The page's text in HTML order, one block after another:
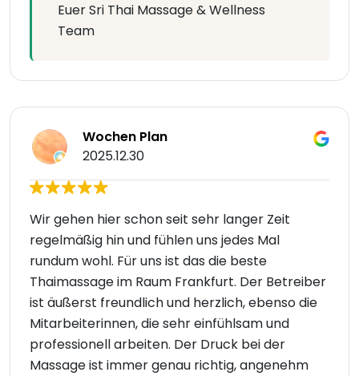
Euer Sri Thai Massage & Wellness
Team
Wochen Plan
2025.12.30
Wir gehen hier schon seit sehr langer Zeit
regelmäßig hin und fühlen uns jedes Mal
rundum wohl. Für uns ist das die beste
Thaimassage im Raum Frankfurt. Der Betreiber
ist äußerst freundlich und herzlich, ebenso die
Mitarbeiterinnen, die sehr einfühlsam und
professionell arbeiten. Der Druck bei der
Massage ist immer genau richtig, angenehm